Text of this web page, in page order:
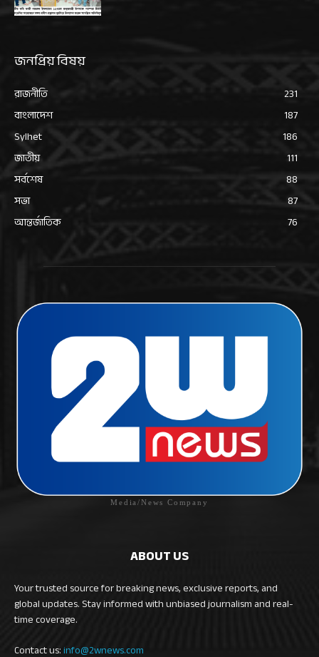
জনপ্রিয় বিষয়
রাজনীতি
231
বাংলাদেশ
187
Sylhet
186
জাতীয়
111
সর্বশেষ
88
সভা
87
আন্তর্জাতিক
76
Media/News Company
ABOUT US
Your trusted source for breaking news, exclusive reports, and
global updates. Stay informed with unbiased journalism and real-
time coverage.
Contact us:info@2wnews.com